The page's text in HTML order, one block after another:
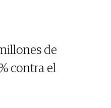
de
contra el